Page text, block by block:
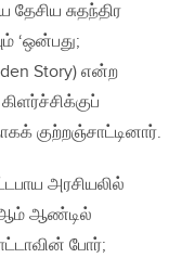
சுதந்திர
‘ஒன்பது;
Story) என்ற
குற்றஞ்சாட்டினார்.
அரசியலில்
ஆண்டில்
போர்;